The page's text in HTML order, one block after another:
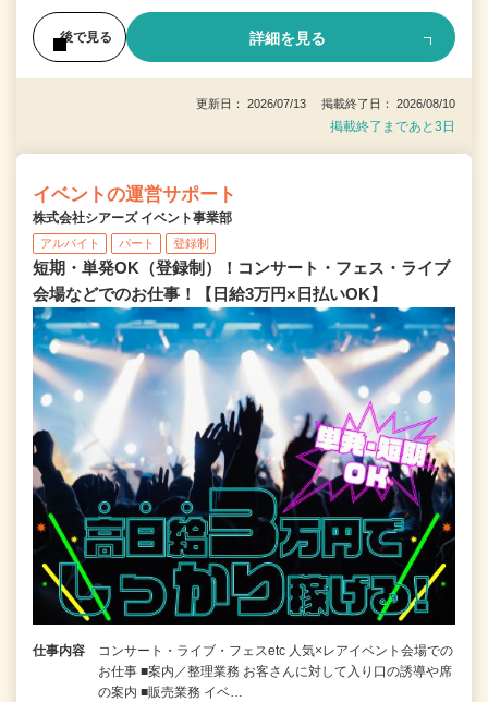
後で見る 詳細を見る
更新日： 2026/07/13 掲載終了日： 2026/08/10
掲載終了まであと3日
イベントの運営サポート
株式会社シアーズ イベント事業部
アルバイト パート 登録制
短期・単発OK（登録制）！コンサート・フェス・ライブ
会場などでのお仕事！【日給3万円×日払いOK】
仕事内容
コンサート・ライブ・フェスetc 人気×レアイベント会場での
お仕事 ■案内／整理業務 お客さんに対して入り口の誘導や席
の案内 ■販売業務 イベ…